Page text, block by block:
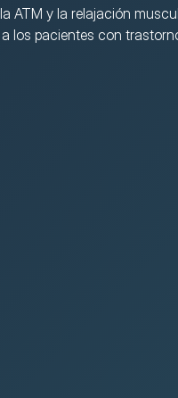
ATM y la relajación
los pacientes con